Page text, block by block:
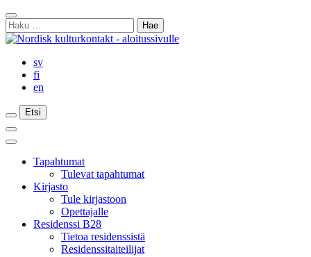
Siirry
sisältöön
Sulje
haku
Haku:
sv
fi
en
Etsi
Etsi
Etsi
Päävalikko
Sulje
päävalikkoTapahtumat
Tulevat tapahtumat
Kirjasto
Tule kirjastoon
Opettajalle
Residenssi B28
Tietoa residenssistä
Residenssitaiteilijat